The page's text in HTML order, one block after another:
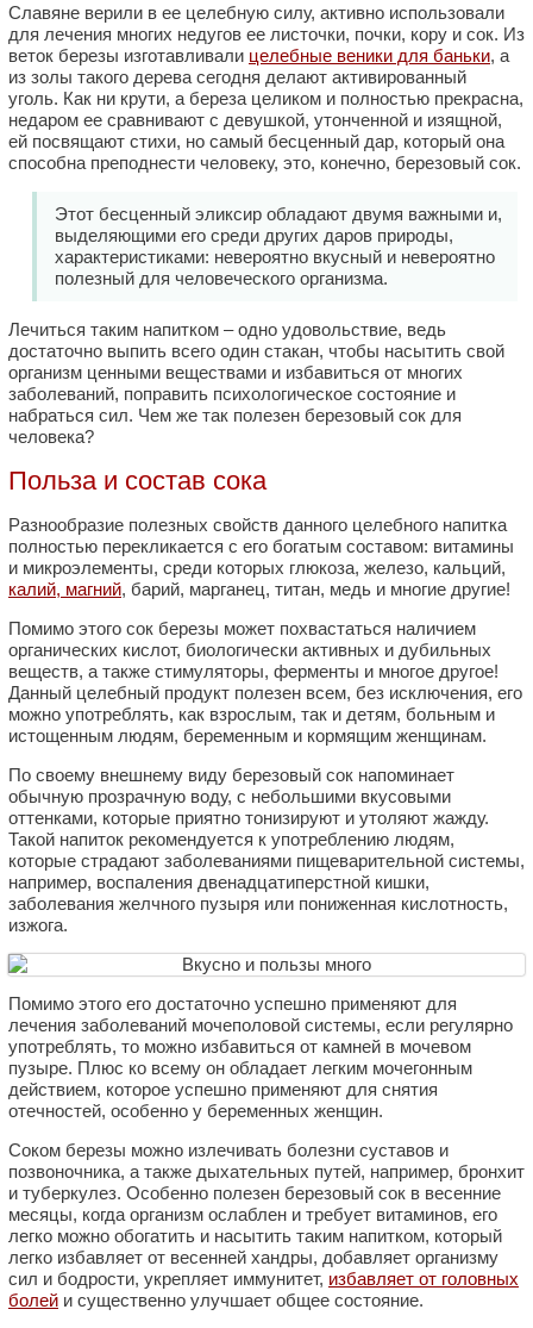
Славяне верили в ее целебную силу, активно использовали
для лечения многих недугов ее листочки, почки, кору и сок. Из
веток березы изготавливали целебные веники для баньки, а
из золы такого дерева сегодня делают активированный
уголь. Как ни крути, а береза целиком и полностью прекрасна,
недаром ее сравнивают с девушкой, утонченной и изящной,
ей посвящают стихи, но самый бесценный дар, который она
способна преподнести человеку, это, конечно, березовый сок.
Этот бесценный эликсир обладают двумя важными и,
выделяющими его среди других даров природы,
характеристиками: невероятно вкусный и невероятно
полезный для человеческого организма.
Лечиться таким напитком – одно удовольствие, ведь
достаточно выпить всего один стакан, чтобы насытить свой
организм ценными веществами и избавиться от многих
заболеваний, поправить психологическое состояние и
набраться сил. Чем же так полезен березовый сок для
человека?
Польза и состав сока
Разнообразие полезных свойств данного целебного напитка
полностью перекликается с его богатым составом: витамины
и микроэлементы, среди которых глюкоза, железо, кальций,
калий, магний, барий, марганец, титан, медь и многие другие!
Помимо этого сок березы может похвастаться наличием
органических кислот, биологически активных и дубильных
веществ, а также стимуляторы, ферменты и многое другое!
Данный целебный продукт полезен всем, без исключения, его
можно употреблять, как взрослым, так и детям, больным и
истощенным людям, беременным и кормящим женщинам.
По своему внешнему виду березовый сок напоминает
обычную прозрачную воду, с небольшими вкусовыми
оттенками, которые приятно тонизируют и утоляют жажду.
Такой напиток рекомендуется к употреблению людям,
которые страдают заболеваниями пищеварительной системы,
например, воспаления двенадцатиперстной кишки,
заболевания желчного пузыря или пониженная кислотность,
изжога.
Помимо этого его достаточно успешно применяют для
лечения заболеваний мочеполовой системы, если регулярно
употреблять, то можно избавиться от камней в мочевом
пузыре. Плюс ко всему он обладает легким мочегонным
действием, которое успешно применяют для снятия
отечностей, особенно у беременных женщин.
Соком березы можно излечивать болезни суставов и
позвоночника, а также дыхательных путей, например, бронхит
и туберкулез. Особенно полезен березовый сок в весенние
месяцы, когда организм ослаблен и требует витаминов, его
легко можно обогатить и насытить таким напитком, который
легко избавляет от весенней хандры, добавляет организму
сил и бодрости, укрепляет иммунитет, избавляет от головных
болей и существенно улучшает общее состояние.